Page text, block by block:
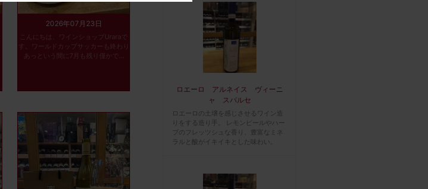
2026年07月23日
こんにちは、ワインショップUraraで
す。ワールドカップサッカーも終わり
あっという間に7月も残り僅かで...
ロエーロ アルネイス ヴィーニ
ャ スパルセ
ロエーロの土壌を感じさせるワイン造
りをする造り手。 レモンピールやハー
ブのフレッツシュな香り、豊富なミネ
ラルと酸がイキイキとした味わい。